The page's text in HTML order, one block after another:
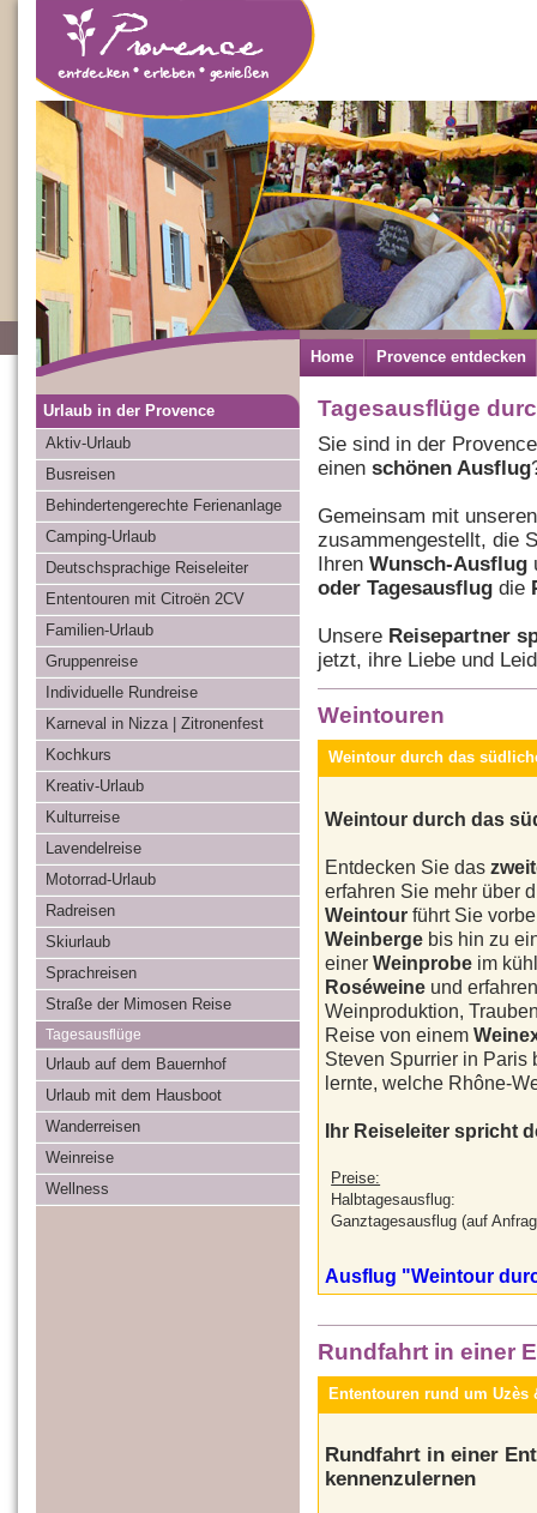
Home Provence entdecken
Urlaub in der Provence
Aktiv-Urlaub
Busreisen
Behindertengerechte Ferienanlage
Camping-Urlaub
Deutschsprachige Reiseleiter
Ententouren mit Citroën 2CV
Familien-Urlaub
Gruppenreise
Individuelle Rundreise
Karneval in Nizza | Zitronenfest
Kochkurs
Kreativ-Urlaub
Kulturreise
Lavendelreise
Motorrad-Urlaub
Radreisen
Skiurlaub
Sprachreisen
Straße der Mimosen Reise
Tagesausflüge
Urlaub auf dem Bauernhof
Urlaub mit dem Hausboot
Wanderreisen
Weinreise
Wellness
Tagesausflüge
Sie sind in der
einenschönen Ausflug
Gemeinsam mit
zusammengestellt, die
IhrenWunsch-Ausflug
oder Tagesausflug die
Unsere Reisepartner
jetzt, ihre Liebe und
Weintouren
Weintour durch das
Weintour durch das
Entdecken Sie das
erfahren Sie mehr über
Weintour führt Sie
Weinberge bis hin zu
einerWeinprobe im
Roséweine und
Weinproduktion,
Reise von einem
Steven Spurrier in Paris
lernte, welche Rhône-
Ihr Reiseleiter spricht
Preise:
Halbtagesausflug:
Ganztagesausflug (auf
Ausflug "Weintour
Rundfahrt in einer
Ententouren rund um Uzès
Rundfahrt in einer
kennenzulernen